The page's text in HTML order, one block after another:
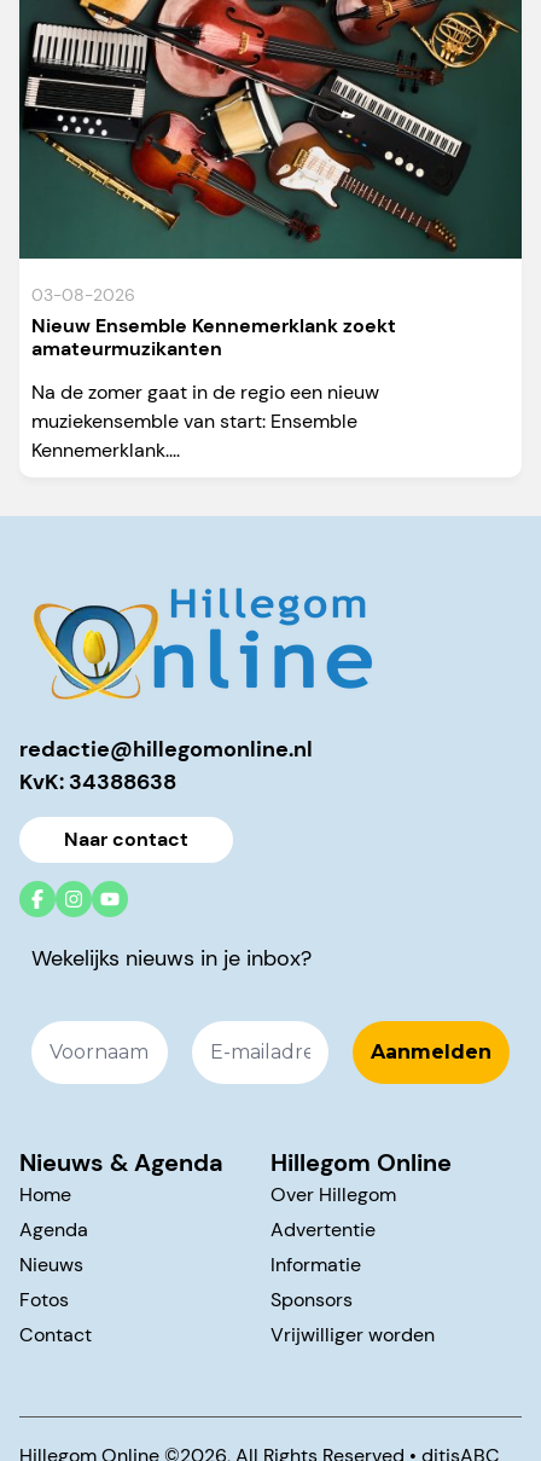
03-08-2026
Nieuw Ensemble Kennemerklank zoekt
amateurmuzikanten
Na de zomer gaat in de regio een nieuw
muziekensemble van start: Ensemble
Kennemerklank....
redactie@hillegomonline.nl
KvK: 34388638
Naar contact
Wekelijks nieuws in je inbox?
Nieuws & Agenda
Home
Agenda
Nieuws
Fotos
Contact
Hillegom Online
Over Hillegom
Advertentie
Informatie
Sponsors
Vrijwilliger worden
Hillegom Online ©️2026, All Rights Reserved • ditisABC